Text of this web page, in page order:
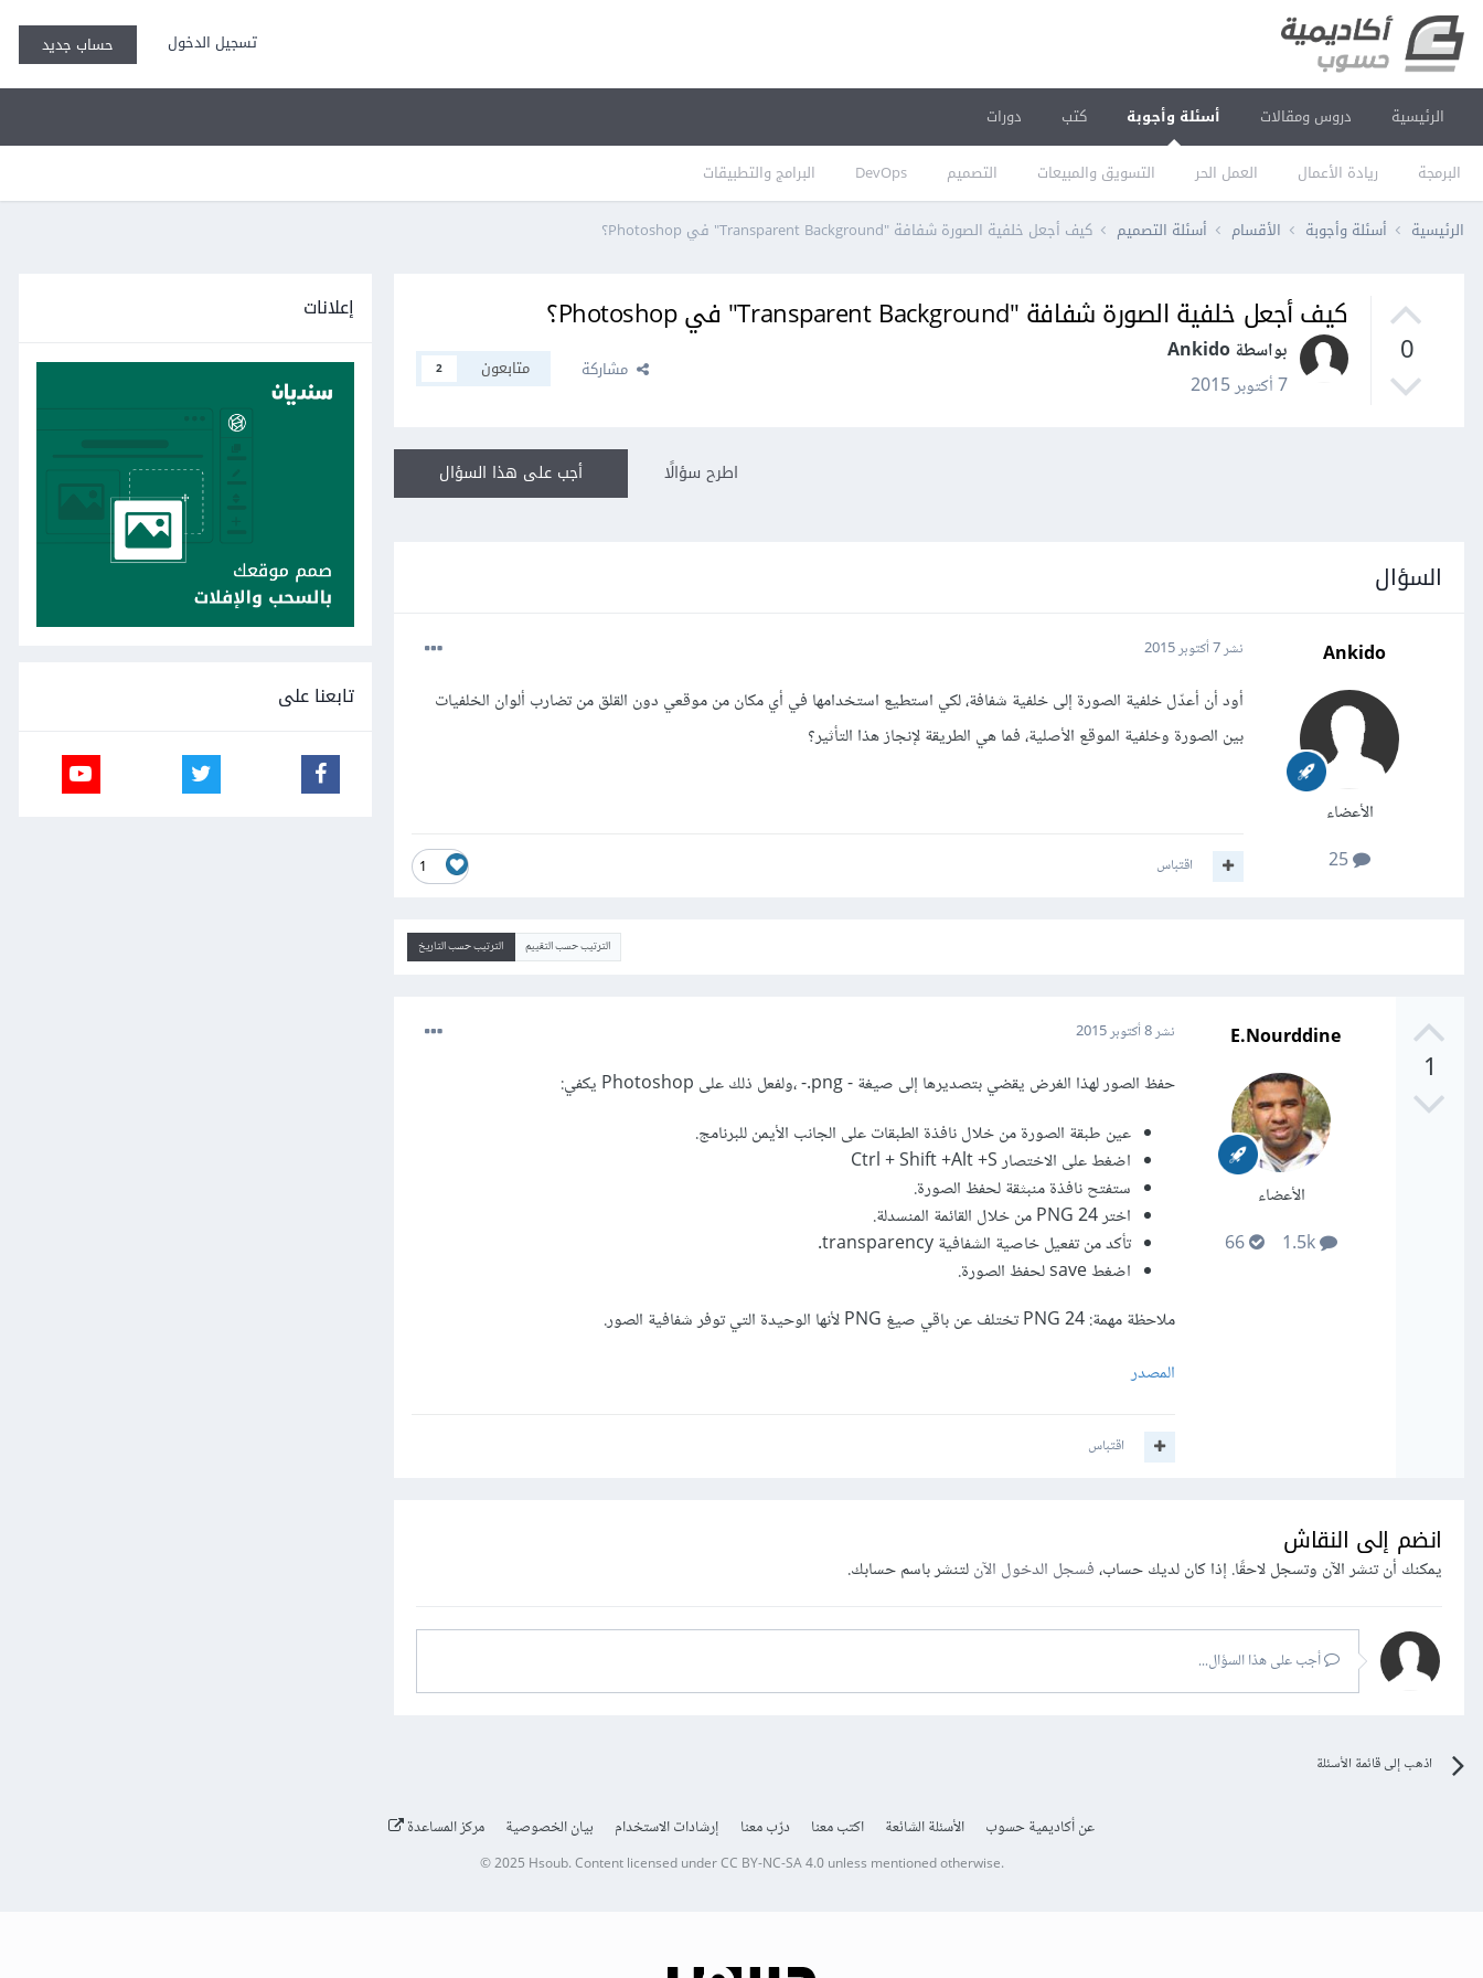
تسجيل الدخول حساب جديد
الرئيسية دروس ومقالات أسئلة وأجوبة
البرمجة ريادة الأعمال العمل الحر التسويق والمبيعات التصميم DevOps البرامج والتطبيقات
كتب دورات
الرئيسية أسئلة وأجوبة الأقسام أسئلة التصميم كيف أجعل خلفية الصورة شفافة "Transparent Background" في Photoshop؟
0
كيف أجعل خلفية الصورة شفافة "Transparent Background" في Photoshop؟
بواسطة Ankido
7 أكتوبر 2015
مشاركة متابعون 2
أجب على هذا السؤال اطرح سؤالًا
السؤال
Ankido
الأعضاء
نشر7 أكتوبر 2015
أود أن أعدّل خلفية الصورة إلى خلفية شفافة، لكي استطيع استخدامها في أي مكان من موقعي دون القلق من تضارب ألوان الخلفيات
بين الصورة وخلفية الموقع الأصلية، فما هي الطريقة لإنجاز هذا التأثير؟
1 اقتباس
الترتيب حسب التقييم الترتيب حسب التاريخ
1
E.Nourddine
الأعضاء
نشر8 أكتوبر 2015
حفظ الصور لهذا الغرض يقضي بتصديرها إلى صيغة - png.- ،ولفعل ذلك على Photoshop يكفي:
عين طبقة الصورة من خلال نافذة الطبقات على الجانب الأيمن للبرنامج.
اضغط على الاختصار Ctrl + Shift +Alt +S
ستفتح نافذة منبثقة لحفظ الصورة.
اختر PNG 24 من خلال القائمة المنسدلة.
تأكد من تفعيل خاصية الشفافية transparency.
اضغط save لحفظ الصورة.
ملاحظة مهمة: PNG 24 تختلف عن باقي صيغ PNG لأنها الوحيدة التي توفر شفافية الصور.
المصدر
اقتباس
انضم إلى النقاش
يمكنك أن تنشر الآن وتسجل لاحقًا. إذا كان لديك حساب،فسجل الدخول الآنلتنشر باسم حسابك.
أجب على هذا السؤال...
اذهب إلى قائمة الأسئلة
إعلانات
تابعنا على
عن أكاديمية حسوب الأسئلة الشائعة اكتب معنا درّب معنا إرشادات الاستخدام بيان الخصوصية مركز المساعدة
© 2025 Hsoub.Content licensed underCC BY-NC-SA 4.0unless mentioned otherwise.